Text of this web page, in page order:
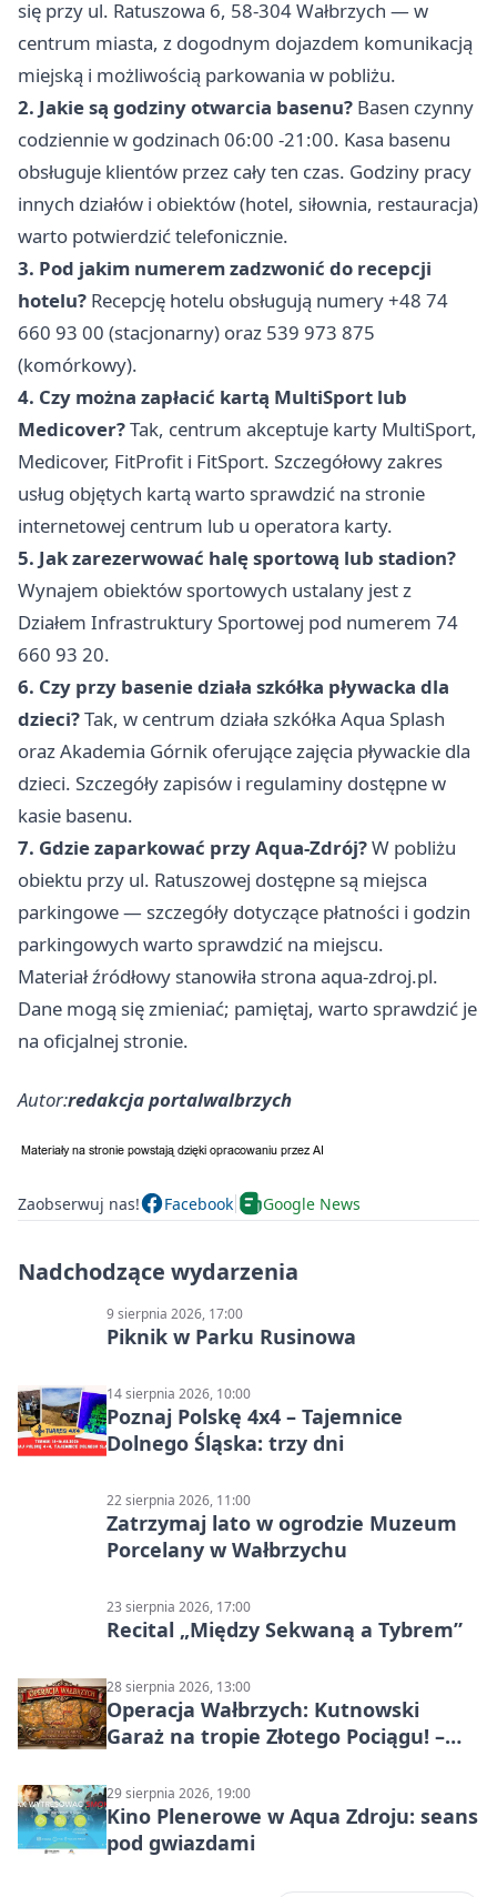
się przy ul. Ratuszowa 6, 58-304 Wałbrzych — w
centrum miasta, z dogodnym dojazdem komunikacją
miejską i możliwością parkowania w pobliżu.
2. Jakie są godziny otwarcia basenu? Basen czynny
codziennie w godzinach 06:00 -21:00. Kasa basenu
obsługuje klientów przez cały ten czas. Godziny pracy
innych działów i obiektów (hotel, siłownia, restauracja)
warto potwierdzić telefonicznie.
3. Pod jakim numerem zadzwonić do recepcji
hotelu? Recepcję hotelu obsługują numery +48 74
660 93 00 (stacjonarny) oraz 539 973 875
(komórkowy).
4. Czy można zapłacić kartą MultiSport lub
Medicover?Tak, centrum akceptuje karty MultiSport,
Medicover, FitProfit i FitSport. Szczegółowy zakres
usług objętych kartą warto sprawdzić na stronie
internetowej centrum lub u operatora karty.
5. Jak zarezerwować halę sportową lub stadion?
Wynajem obiektów sportowych ustalany jest z
Działem Infrastruktury Sportowej pod numerem 74
660 93 20.
6. Czy przy basenie działa szkółka pływacka dla
dzieci?Tak, w centrum działa szkółka Aqua Splash
oraz Akademia Górnik oferujące zajęcia pływackie dla
dzieci. Szczegóły zapisów i regulaminy dostępne w
kasie basenu.
7. Gdzie zaparkować przy Aqua-Zdrój?W pobliżu
obiektu przy ul. Ratuszowej dostępne są miejsca
parkingowe — szczegóły dotyczące płatności i godzin
parkingowych warto sprawdzić na miejscu.
Materiał źródłowy stanowiła strona aqua-zdroj.pl.
Dane mogą się zmieniać; pamiętaj, warto sprawdzić je
na oficjalnej stronie.
Autor:redakcja portalwalbrzych
Zaobserwuj nas! Facebook Google News
Nadchodzące wydarzenia
9 sierpnia 2026, 17:00
Piknik w Parku Rusinowa
14 sierpnia 2026, 10:00
Poznaj Polskę 4x4 – Tajemnice
Dolnego Śląska: trzy dni
22 sierpnia 2026, 11:00
Zatrzymaj lato w ogrodzie Muzeum
Porcelany w Wałbrzychu
23 sierpnia 2026, 17:00
Recital „Między Sekwaną a Tybrem”
28 sierpnia 2026, 13:00
Operacja Wałbrzych: Kutnowski
Garaż na tropie Złotego Pociągu! –
29 sierpnia 2026, 19:00
Kino Plenerowe w Aqua Zdroju: seans
pod gwiazdami